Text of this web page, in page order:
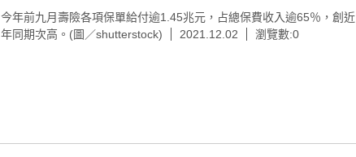
今年前九月壽險各項保單給付逾1.45兆元，占總保費收入逾65％，創近
年同期次高。(圖／shutterstock)
2021.12.02 瀏覽數:0